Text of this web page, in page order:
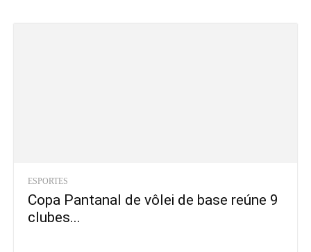
ESPORTES
Copa Pantanal de vôlei de base reúne 9
clubes...